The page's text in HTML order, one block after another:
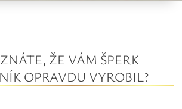
ŽE VÁM ŠPERK
OPRAVDU VYROBIL?